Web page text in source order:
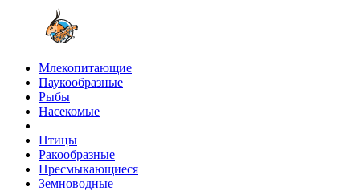
Млекопитающие
Паукообразные
Рыбы
Насекомые
Птицы
Ракообразные
Пресмыкающиеся
Земноводные